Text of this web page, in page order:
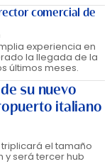
comercial de
experiencia en
la llegada de la
últimos meses.
su nuevo
italiano
triplicará el tamaño
y será tercer hub